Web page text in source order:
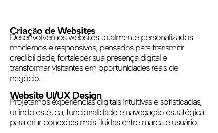
Criação de Websites
Desenvolvemos websites totalmente personalizados
modernos e responsivos, pensados para transmitir
credibilidade, fortalecer sua presença digital e
transformar visitantes em oportunidades reais de
negócio.
Website UI/UX Design
Projetamos experiências digitais intuitivas e sofisticadas,
unindo estética, funcionalidade e navegação estratégica
para criar conexões mais fluidas entre marca e usuário.